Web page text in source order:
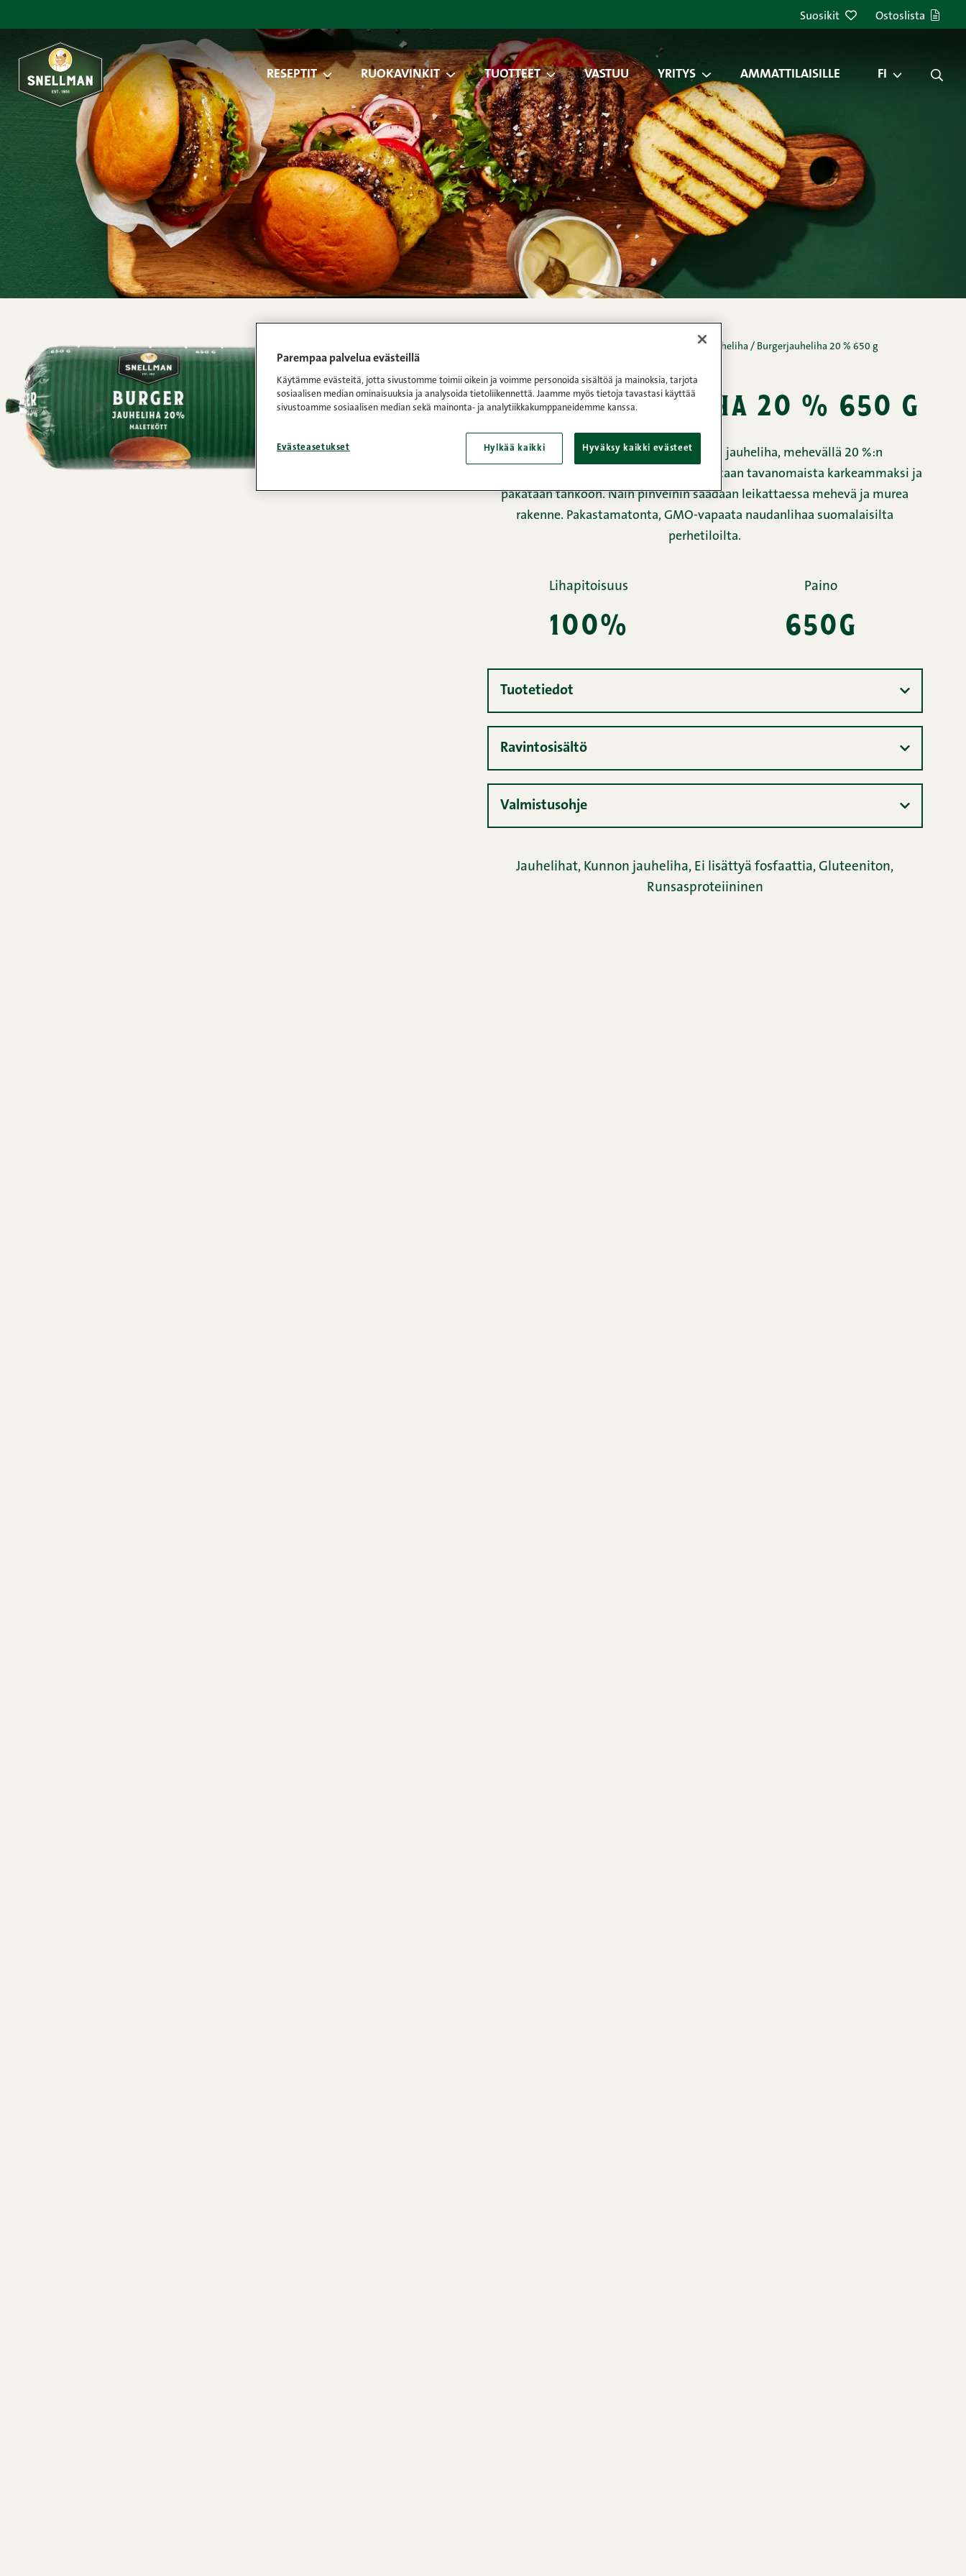
Suosikit Ostoslista
RESEPTIT RUOKAVINKIT TUOTTEET VASTUU YRITYS AMMATTILAISILLE FI
Kunnon jauheliha / Burgerjauheliha 20 % 650 g
burgerjauheliha 20 % 650 g
Tässä on todellinen burgerintekijän jauheliha, mehevällä 20 %:n
rasvapitoisuudella. Burgerjauheliha jauhetaan tavanomaista karkeammaksi ja
pakataan tankoon. Näin pihveihin saadaan leikattaessa mehevä ja murea
rakenne. Pakastamatonta, GMO-vapaata naudanlihaa suomalaisilta
perhetiloilta.
Lihapitoisuus
100%
Paino
650g
Tuotetiedot
Ravintosisältö
Valmistusohje
Jauhelihat, Kunnon jauheliha, Ei lisättyä fosfaattia,Gluteeniton,
Runsasproteiininen
Parempaa palvelua evästeillä
Käytämme evästeitä, jotta sivustomme toimii oikein ja voimme personoida sisältöä ja mainoksia, tarjota
sosiaalisen median ominaisuuksia ja analysoida tietoliikennettä. Jaamme myös tietoja tavastasi käyttää
sivustoamme sosiaalisen median sekä mainonta- ja analytiikkakumppaneidemme kanssa.
Evästeasetukset Hylkää kaikki Hyväksy kaikki evästeet